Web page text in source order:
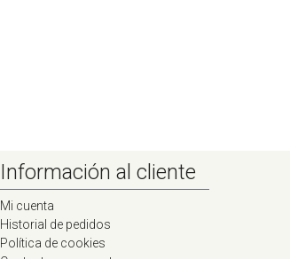
Información al cliente
Mi cuenta
Historial de pedidos
Política de cookies